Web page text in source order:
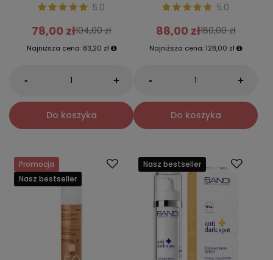
5.0
78,00 zł104,00 zł
Najniższa cena: 83,20 zł
- +
Do koszyka
5.0
88,00 zł160,00 zł
Najniższa cena: 128,00 zł
- +
Do koszyka
Promocja
Nasz bestseller
Nasz bestseller